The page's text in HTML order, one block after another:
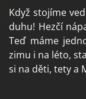
Když stojíme
duhu! Hezčí
Teď máme
zimu i na léto,
si na děti, tety a